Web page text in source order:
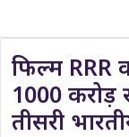
फिल्म RRR
1000 करोड़
तीसरी